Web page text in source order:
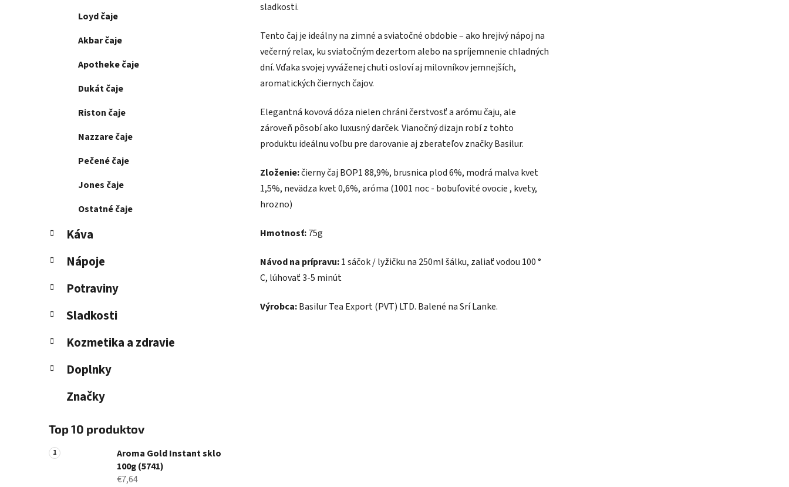
Loyd čaje
Akbar čaje
Apotheke čaje
Dukát čaje
Riston čaje
Nazzare čaje
Pečené čaje
Jones čaje
Ostatné čaje
Káva
Nápoje
Potraviny
Sladkosti
Kozmetika a zdravie
Doplnky
Značky
Top 10 produktov
Aroma Gold Instant sklo
100g (5741)
€7,64
sladkosti.
Tento čaj je ideálny na zimné a sviatočné obdobie – ako hrejivý nápoj na
večerný relax, ku sviatočným dezertom alebo na spríjemnenie chladných
dní. Vďaka svojej vyváženej chuti osloví aj milovníkov jemnejších,
aromatických čiernych čajov.
Elegantná kovová dóza nielen chráni čerstvosť a arómu čaju, ale
zároveň pôsobí ako luxusný darček. Vianočný dizajn robí z tohto
produktu ideálnu voľbu pre darovanie aj zberateľov značky Basilur.
Zloženie:čierny čaj BOP1 88,9%, brusnica plod 6%, modrá malva kvet
1,5%, nevädza kvet 0,6%, aróma (1001 noc - bobuľovité ovocie , kvety,
hrozno)
Hmotnosť:75g
Návod na prípravu:1 sáčok / lyžičku na 250ml šálku, zaliať vodou 100 °
C, lúhovať 3-5 minút
Výrobca:Basilur Tea Export (PVT) LTD. Balené na Srí Lanke.